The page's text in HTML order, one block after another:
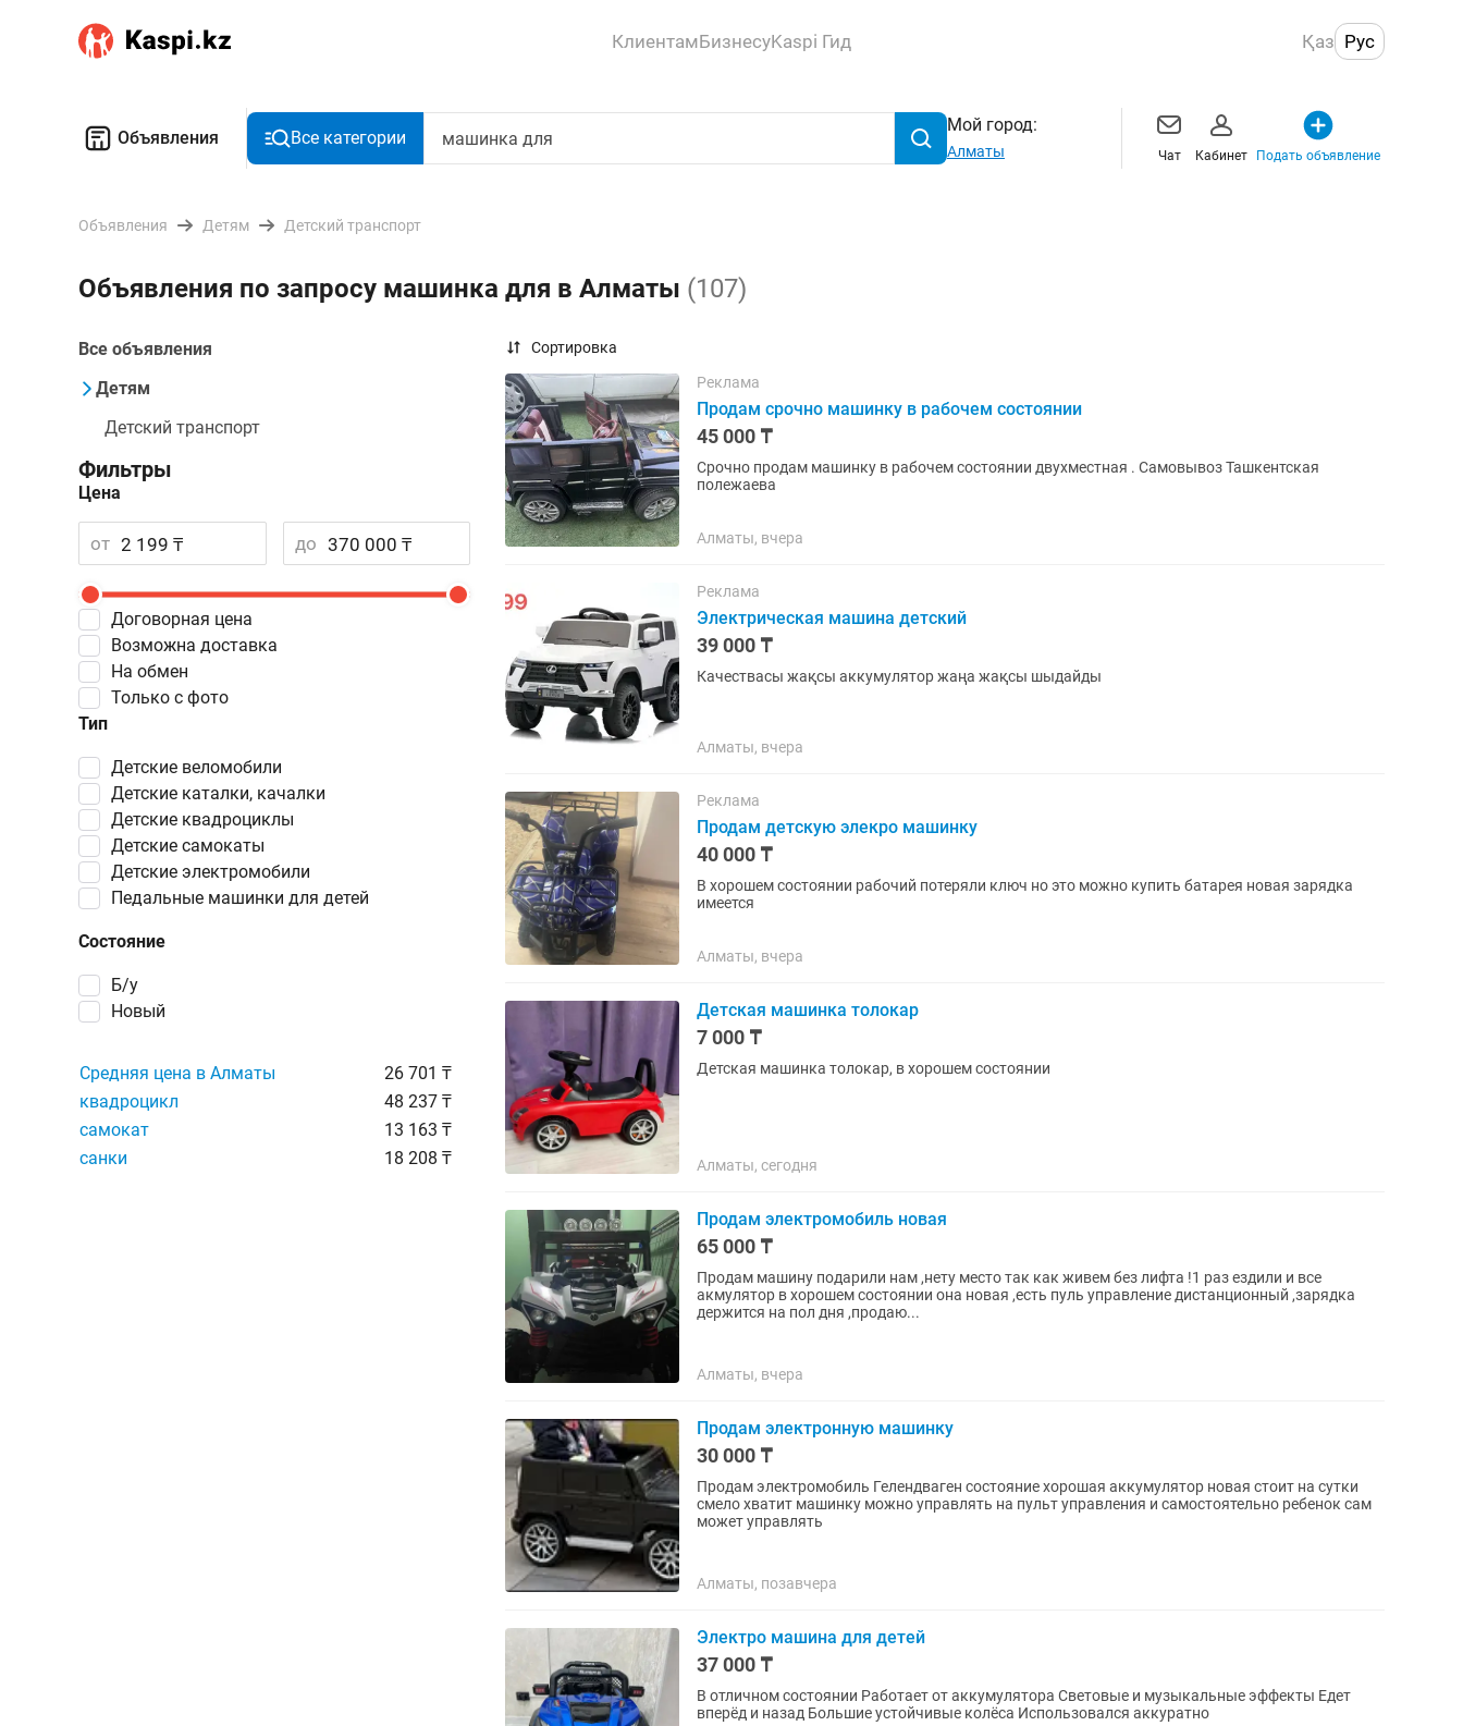
КлиентамБизнесуKaspi Гид Қаз Рус
Объявления Все категории
Мой город:
Алматы Чат Кабинет Подать объявление
Объявления Детям Детский транспорт
Объявления по запросу машинка для в Алматы (107)
Все объявления
Детям
Детский транспорт
Фильтры
Цена
от до
Договорная цена
Возможна доставка
Тип
детские веломобили
детские каталки, качалки
детские квадроциклы
детские самокаты
детские электромобили
педальные машинки для детей
Состояние
Б/у
Новый
На обмен
Только с фото
Средняя цена в Алматы
26 701 ₸
квадроцикл
48 237 ₸
самокат
13 163 ₸
санки
18 208 ₸
Сортировка
Реклама
Продам срочно машинку в рабочем состоянии
45 000 ₸
Срочно продам машинку в рабочем состоянии двухместная . Самовывоз Ташкентская
полежаева
Алматы, вчера
Реклама
Электрическая машина детский
39 000 ₸
Качествасы жақсы аккумулятор жаңа жақсы шыдайды
Алматы, вчера
Реклама
Продам детскую элекро машинку
40 000 ₸
В хорошем состоянии рабочий потеряли ключ но это можно купить батарея новая зарядка
имеется
Алматы, вчера
Детская машинка толокар
7 000 ₸
Детская машинка толокар, в хорошем состоянии
Алматы, сегодня
Продам электромобиль новая
65 000 ₸
Продам машину подарили нам ,нету место так как живем без лифта !1 раз ездили и все
акмулятор в хорошем состоянии она новая ,есть пуль управление дистанционный ,зарядка
держится на пол дня ,продаю...
Алматы, вчера
Продам электронную машинку
30 000 ₸
Продам электромобиль Гелендваген состояние хорошая аккумулятор новая стоит на сутки
смело хватит машинку можно управлять на пульт управления и самостоятельно ребенок сам
может управлять
Алматы, позавчера
Электро машина для детей
37 000 ₸
В отличном состоянии Работает от аккумулятора Световые и музыкальные эффекты Едет
вперёд и назад Большие устойчивые колёса Использовался аккуратно